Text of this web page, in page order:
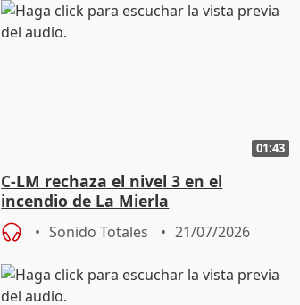
01:43
C-LM rechaza el nivel 3 en el
incendio de La Mierla
Sonido Totales 21/07/2026